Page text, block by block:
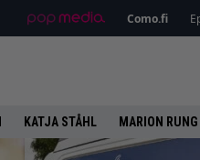
Como.fi
KATJA STÅHL MARION RUNG